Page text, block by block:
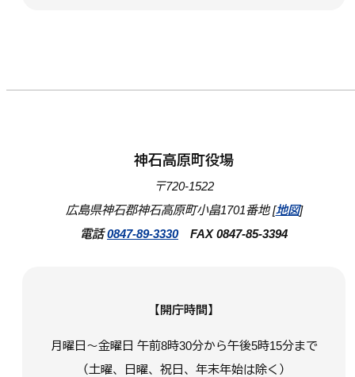
神石高原町役場
〒720-1522
広島県神石郡神石高原町小畠1701番地 [地図]
電話0847-89-3330FAX 0847-85-3394
【開庁時間】
月曜日～金曜日 午前8時30分から午後5時15分まで
（土曜、日曜、祝日、年末年始は除く）